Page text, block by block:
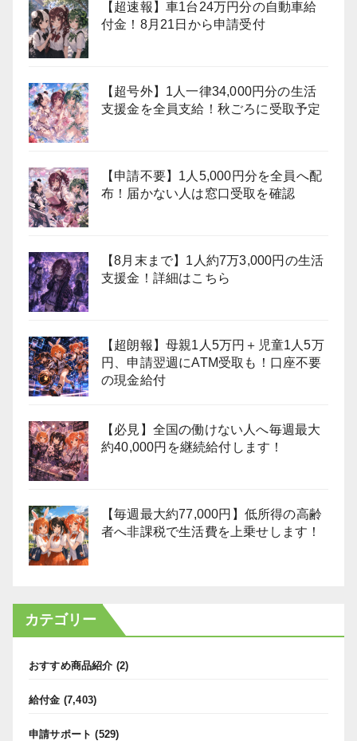
【超速報】車1台24万円分の自動車給
付金！8月21日から申請受付
【超号外】1人一律34,000円分の生活
支援金を全員支給！秋ごろに受取予定
【申請不要】1人5,000円分を全員へ配
布！届かない人は窓口受取を確認
【8月末まで】1人約7万3,000円の生活
支援金！詳細はこちら
【超朗報】母親1人5万円＋児童1人5万
円、申請翌週にATM受取も！口座不要
の現金給付
【必見】全国の働けない人へ毎週最大
約40,000円を継続給付します！
【毎週最大約77,000円】低所得の高齢
者へ非課税で生活費を上乗せします！
カテゴリー
おすすめ商品紹介 (2)
給付金 (7,403)
申請サポート (529)